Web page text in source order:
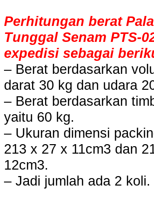
Perhitungan berat
Tunggal Senam PTS-
expedisi sebagai
– Berat berdasarkan
darat 30 kg dan udara
– Berat berdasarkan
yaitu 60 kg.
– Ukuran dimensi
213 x 27 x 11cm3 dan
12cm3.
– Jadi jumlah ada 2 koli.